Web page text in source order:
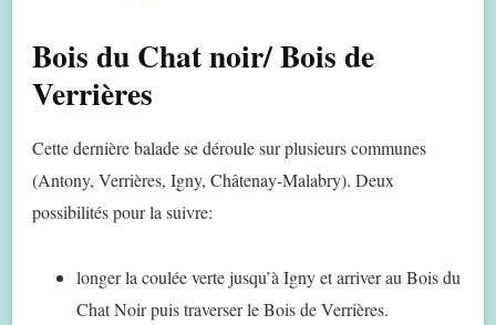
Bois du Chat noir/ Bois de
Verrières
Cette dernière balade se déroule sur plusieurs communes
(Antony, Verrières, Igny, Châtenay-Malabry). Deux
possibilités pour la suivre:
longer la coulée verte jusqu’à Igny et arriver au Bois du
Chat Noir puis traverser le Bois de Verrières.